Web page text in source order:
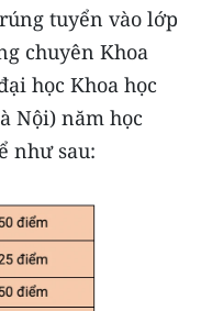
tuyển vào lớp
chuyên Khoa
học Khoa học
Nội) năm học
như sau: